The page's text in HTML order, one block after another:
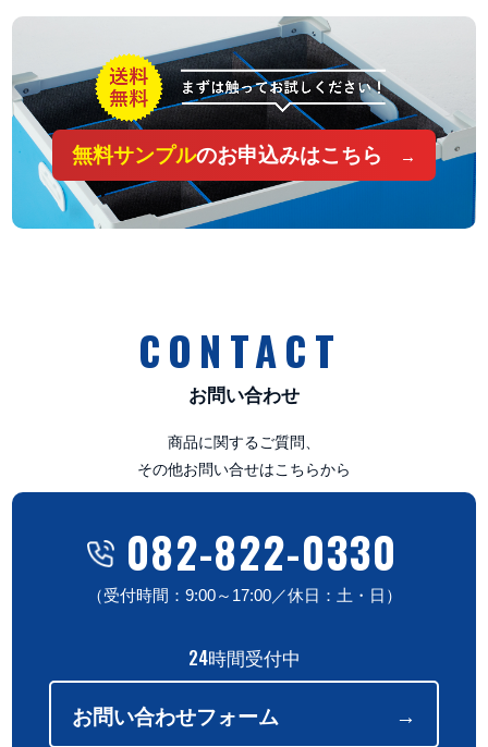
無料サンプルのお申込みはこちら
CONTACT
お問い合わせ
商品に関するご質問、
その他お問い合せはこちらから
082-822-0330
（受付時間：9:00～17:00／休日：土・日）
24時間受付中
お問い合わせフォーム